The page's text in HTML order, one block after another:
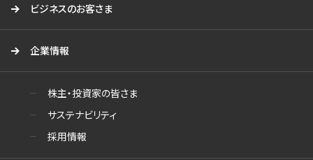
ビジネスのお客さま
企業情報
株主・投資家の皆さま
サステナビリティ
採用情報